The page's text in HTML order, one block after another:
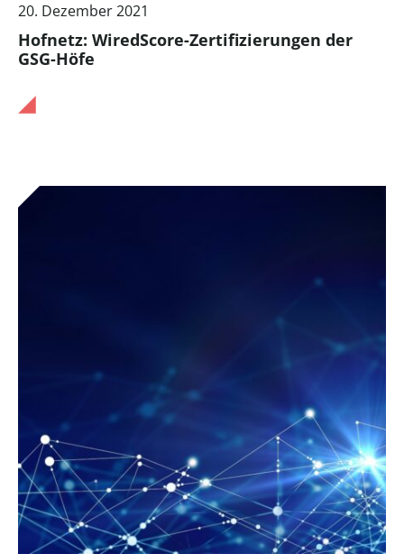
20. Dezember 2021
Hofnetz: WiredScore-Zertifizierungen der
GSG-Höfe